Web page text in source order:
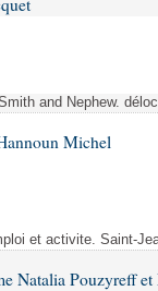
and Nephew.
Michel
et activite. Saint-
Natalia Pouzyreff